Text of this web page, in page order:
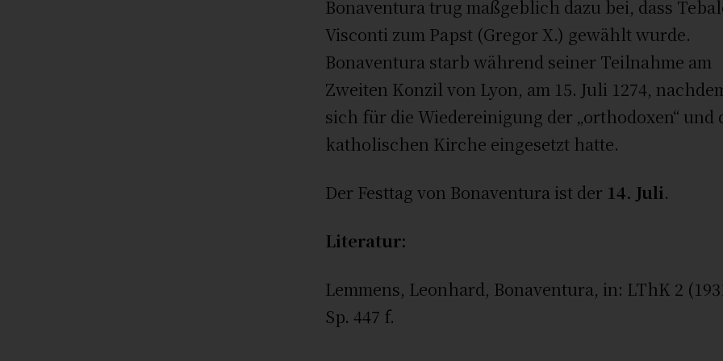
Bonaventura trug maßgeblich dazu bei, dass
Visconti zum Papst (Gregor X.) gewählt wurde.
Bonaventura starb während seiner Teilnahme am
Zweiten Konzil von Lyon, am 15. Juli 1274,
sich für die Wiedereinigung der „orthodoxen“ und
katholischen Kirche eingesetzt hatte.
Der Festtag von Bonaventura ist der 14. Juli.
Literatur:
Lemmens, Leonhard, Bonaventura, in: LThK 2
Sp. 447 f.